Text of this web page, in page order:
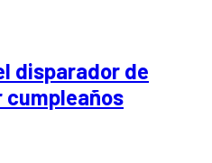
disparador de